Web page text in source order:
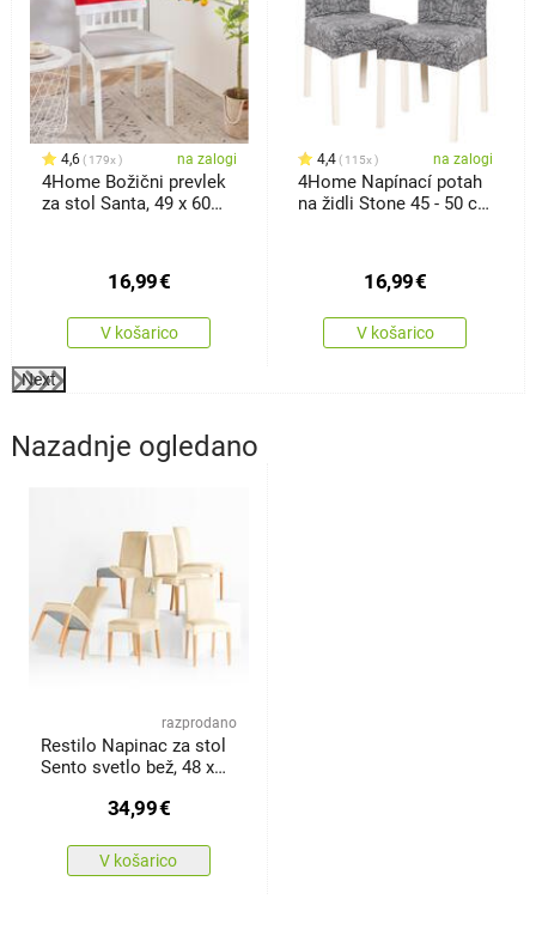
4,6 179x na zalogi
4Home Božični prevlek
za stol Santa, 49 x 60
16,99€
V košarico
4,4 115x na zalogi
4Home Napínací potah
na židli Stone 45 - 50 cm
16,99€
V košarico
Next
Nazadnje ogledano
razprodano
Restilo Napinac za stol
Sento svetlo bež, 48 x
komplet 6 kosov
34,99€
V košarico